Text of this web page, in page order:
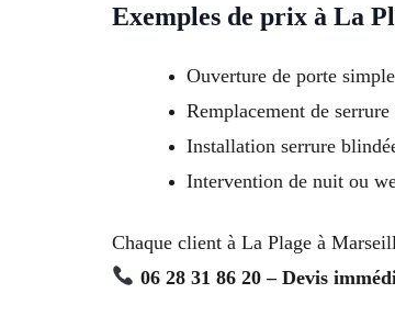
Exemples de prix à La
Ouverture de porte
Remplacement de
Installation serrure
Intervention de nuit ou
Chaque client à La Plage à
06 28 31 86 20 – Devis